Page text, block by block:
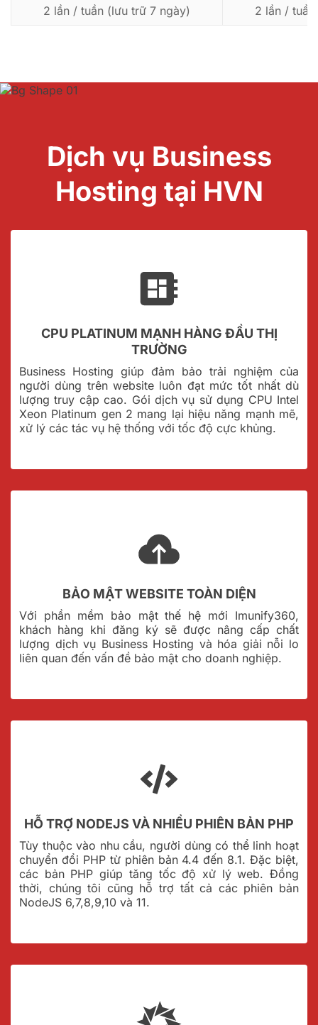
2 lần / tuần (lưu trữ 7 ngày) 2 lần /
Dịch vụ Business
Hosting tại HVN
CPU PLATINUM MẠNH HÀNG ĐẦU THỊ
TRƯỜNG
Business Hosting giúp đảm bảo trải nghiệm của
người dùng trên website luôn đạt mức tốt nhất dù
lượng truy cập cao. Gói dịch vụ sử dụng CPU Intel
Xeon Platinum gen 2 mang lại hiệu năng mạnh mẽ,
xử lý các tác vụ hệ thống với tốc độ cực khủng.
BẢO MẬT WEBSITE TOÀN DIỆN
Với phần mềm bảo mật thế hệ mới Imunify360,
khách hàng khi đăng ký sẽ được nâng cấp chất
lượng dịch vụ Business Hosting và hóa giải nỗi lo
liên quan đến vấn đề bảo mật cho doanh nghiệp.
HỖ TRỢ NODEJS VÀ NHIỀU PHIÊN BẢN PHP
Tùy thuộc vào nhu cầu, người dùng có thể linh hoạt
chuyển đổi PHP từ phiên bản 4.4 đến 8.1. Đặc biệt,
các bản PHP giúp tăng tốc độ xử lý web. Đồng
thời, chúng tôi cũng hỗ trợ tất cả các phiên bản
NodeJS 6,7,8,9,10 và 11.